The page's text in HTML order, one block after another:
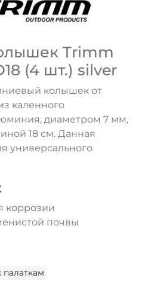
Trimm
(4 шт.) silver
колышек от
каленного
диаметром 7 мм,
18 см. Данная
универсального
коррозии
почвы
палаткам
НЕТ